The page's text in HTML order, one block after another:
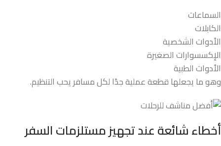
السماعات
الكابلات
الأدوات الشخصية
الإكسسوارات الصغيرة
الأدوات الطبية
وهو ما يجعلها قطعة عملية جدًا لكل مسافر يحب التنظيم.
أخطاء شائعة عند تجهيز مستلزمات السفر